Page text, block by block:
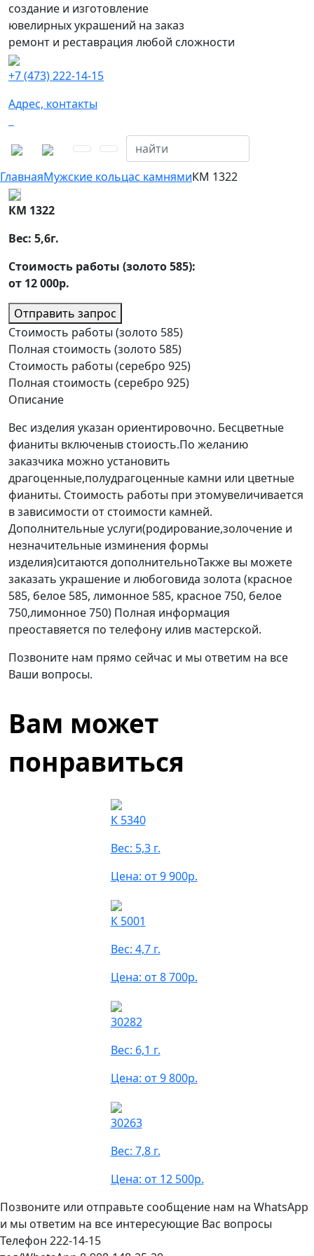
создание и изготовление
ювелирных украшений на заказ
ремонт и реставрация любой сложности
+7 (473) 222-14-15
Адрес, контакты
ГлавнаяМужские кольцас камнямиКМ 1322
КМ 1322
Вес: 5,6г.
Стоимость работы (золото 585):
от 12 000р.
Отправить запрос
Стоимость работы (золото 585)
Полная стоимость (золото 585)
Стоимость работы (серебро 925)
Полная стоимость (серебро 925)
Описание
Вес изделия указан ориентировочно. Бесцветные
фианиты включеныв стоиость.По желанию
заказчика можно установить
драгоценные,полудрагоценные камни или цветные
фианиты. Стоимость работы при этомувеличивается
в зависимости от стоимости камней.
Дополнительные услуги(родирование,золочение и
незначительные изминения формы
изделия)ситаются дополнительноТакже вы можете
заказать украшение и любоговида золота (красное
585, белое 585, лимонное 585, красное 750, белое
750,лимонное 750) Полная информация
преоставяется по телефону илив мастерской.
Позвоните нам прямо сейчас и мы ответим на все
Ваши вопросы.
Вам может
понравиться
К 5340
Вес: 5,3 г.
Цена: от 9 900р.
К 5001
Вес: 4,7 г.
Цена: от 8 700р.
30282
Вес: 6,1 г.
Цена: от 9 800р.
30263
Вес: 7,8 г.
Цена: от 12 500р.
Позвоните или отправьте сообщение нам на WhatsApp
и мы ответим на все интересующие Вас вопросы
Телефон 222-14-15